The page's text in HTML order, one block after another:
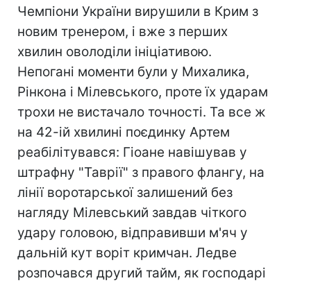
Чемпіони України вирушили в Крим з
новим тренером, і вже з перших
хвилин оволоділи ініціативою.
Непогані моменти були у Михалика,
Рінкона і Мілевського, проте їх ударам
трохи не вистачало точності. Та все ж
на 42-ій хвилині поєдинку Артем
реабілітувався: Гіоане навішував у
штрафну "Таврії" з правого флангу, на
лінії воротарської залишений без
нагляду Мілевський завдав чіткого
удару головою, відправивши м'яч у
дальній кут воріт кримчан. Ледве
розпочався другий тайм, як господарі